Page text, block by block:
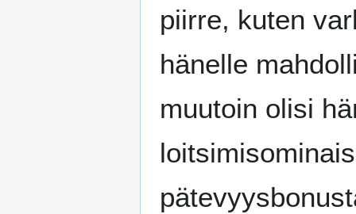
piirre, kuten
hänelle
muutoin olisi